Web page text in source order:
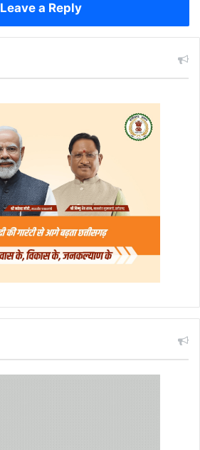
Leave a Reply